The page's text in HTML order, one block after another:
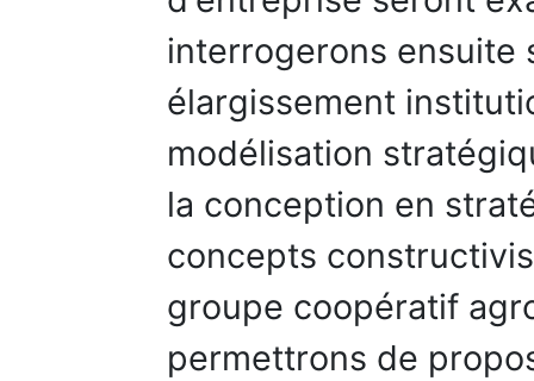
interrogerons ensuite
élargissement
modélisation
la conception en
concepts
groupe coopératif
permettrons de